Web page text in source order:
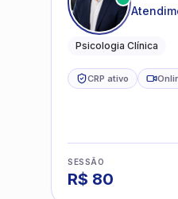
Psicologia Clínica
CRP ativo
SESSÃO
R$ 80